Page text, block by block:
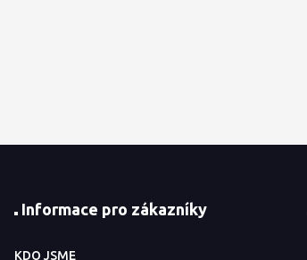
Informace pro zákazníky
KDO JSME